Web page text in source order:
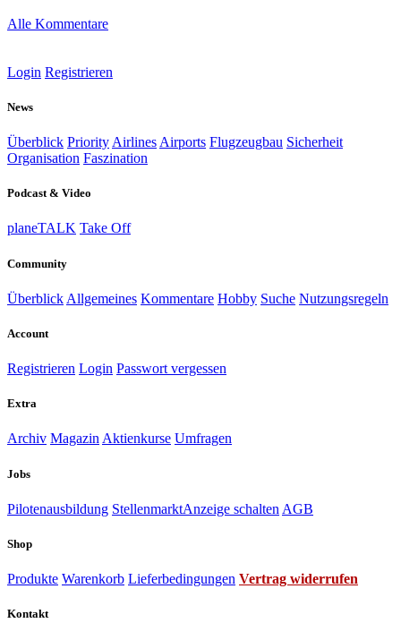
Alle Kommentare
Login Registrieren
News
Überblick Priority Airlines Airports Flugzeugbau Sicherheit
Organisation Faszination
Podcast & Video
planeTALK Take Off
Community
Überblick Allgemeines Kommentare Hobby Suche Nutzungsregeln
Account
Registrieren Login Passwort vergessen
Extra
Archiv MagazinAktienkurse Umfragen
Jobs
Pilotenausbildung StellenmarktAnzeige schalten AGB
Shop
Produkte Warenkorb Lieferbedingungen Vertrag widerrufen
Kontakt